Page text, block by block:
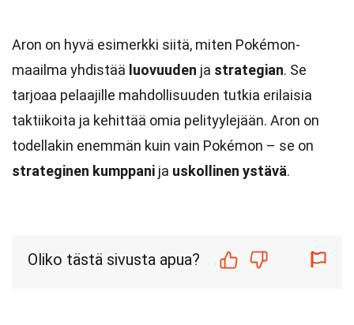
Aron on hyvä esimerkki siitä, miten Pokémon-
maailma yhdistää luovuuden ja strategian. Se
tarjoaa pelaajille mahdollisuuden tutkia erilaisia
taktiikoita ja kehittää omia pelityylejään. Aron on
todellakin enemmän kuin vain Pokémon – se on
strateginen kumppani ja uskollinen ystävä.
Oliko tästä sivusta apua?